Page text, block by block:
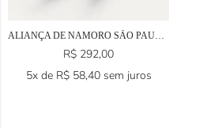
ALIANÇA DE NAMORO SÃO PAULO EM PRATA 925
R$ 292,00
5x de R$58,40 sem juros